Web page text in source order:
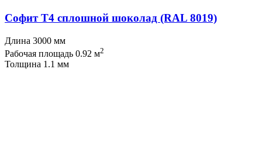
Софит T4 сплошной шоколад (RAL 8019)
Длина 3000 мм
Рабочая площадь 0.92 м2
Толщина 1.1 мм